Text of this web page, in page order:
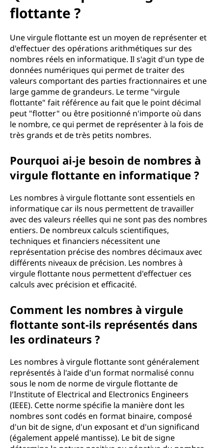
flottante ?
Une virgule flottante est un moyen de représenter et
d'effectuer des opérations arithmétiques sur des
nombres réels en informatique. Il s'agit d'un type de
données numériques qui permet de traiter des
valeurs comportant des parties fractionnaires et une
large gamme de grandeurs. Le terme "virgule
flottante" fait référence au fait que le point décimal
peut "flotter" ou être positionné n'importe où dans
le nombre, ce qui permet de représenter à la fois de
très grands et de très petits nombres.
Pourquoi ai-je besoin de nombres à
virgule flottante en informatique ?
Les nombres à virgule flottante sont essentiels en
informatique car ils nous permettent de travailler
avec des valeurs réelles qui ne sont pas des nombres
entiers. De nombreux calculs scientifiques,
techniques et financiers nécessitent une
représentation précise des nombres décimaux avec
différents niveaux de précision. Les nombres à
virgule flottante nous permettent d'effectuer ces
calculs avec précision et efficacité.
Comment les nombres à virgule
flottante sont-ils représentés dans
les ordinateurs ?
Les nombres à virgule flottante sont généralement
représentés à l'aide d'un format normalisé connu
sous le nom de norme de virgule flottante de
l'Institute of Electrical and Electronics Engineers
(IEEE). Cette norme spécifie la manière dont les
nombres sont codés en format binaire, composé
d'un bit de signe, d'un exposant et d'un significand
(également appelé mantisse). Le bit de signe